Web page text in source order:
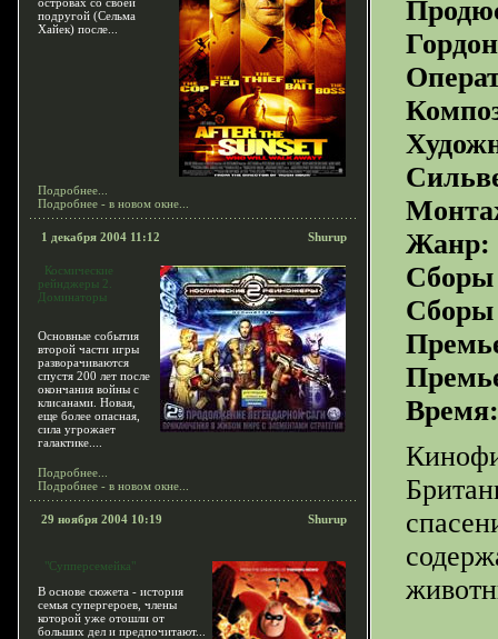
подругой (Сельма
Хайек) после...
Подробнее...
Подробнее - в новом окне...
1 декабря 2004 11:12 Shurup
Космические
рейнджеры 2.
Доминаторы
Основные события
второй части игры
разворачиваются
спустя 200 лет после
окончания войны с
клисанами. Новая,
еще более опасная,
сила угрожает
галактике....
Подробнее...
Подробнее - в новом окне...
29 ноября 2004 10:19 Shurup
"Супперсемейка"
В основе сюжета - история
семья супергероев, члены
которой уже отошли от
больших дел и предпочитают...
Жанр: